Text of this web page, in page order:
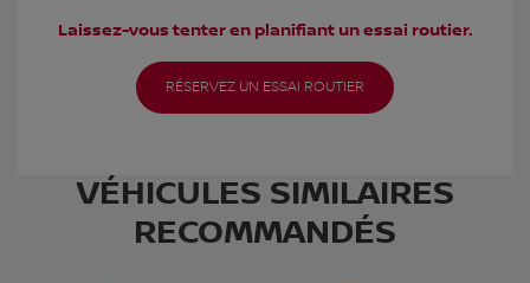
Laissez-vous tenter en planifiant un essai routier.
RÉSERVEZ UN ESSAI ROUTIER
VÉHICULES SIMILAIRES
RECOMMANDÉS